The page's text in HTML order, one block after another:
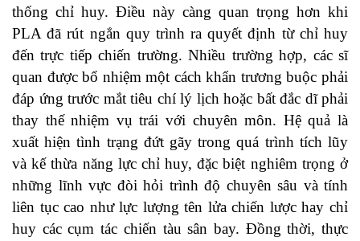
thống chỉ huy. Điều này càng quan trọng hơn khi
PLA đã rút ngắn quy trình ra quyết định từ chỉ huy
đến trực tiếp chiến trường. Nhiều trường hợp, các sĩ
quan được bổ nhiệm một cách khẩn trương buộc phải
đáp ứng trước mắt tiêu chí lý lịch hoặc bất đắc dĩ phải
thay thế nhiệm vụ trái với chuyên môn. Hệ quả là
xuất hiện tình trạng đứt gãy trong quá trình tích lũy
và kế thừa năng lực chỉ huy, đặc biệt nghiêm trọng ở
những lĩnh vực đòi hỏi trình độ chuyên sâu và tính
liên tục cao như lực lượng tên lửa chiến lược hay chỉ
huy các cụm tác chiến tàu sân bay. Đồng thời, thực